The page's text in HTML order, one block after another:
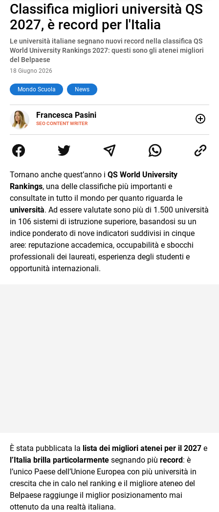
Classifica migliori università QS
2027, è record per l'Italia
Le università italiane segnano nuovi record nella classifica QS
World University Rankings 2027: questi sono gli atenei migliori
del Belpaese
18 Giugno 2026
Mondo Scuola News
Francesca Pasini
SEO CONTENT WRITER
E-
MAIL
le diverse sfumature dell'informazione e quelle storie di
vita che parlano di luoghi, viaggi unici, cultura e lifestyle,
Tornano anche quest’anno i QS World University
Rankings, una delle classifiche più importanti e
consultate in tutto il mondo per quanto riguarda le
università. Ad essere valutate sono più di 1.500 università
in 106 sistemi di istruzione superiore, basandosi su un
indice ponderato di nove indicatori suddivisi in cinque
aree: reputazione accademica, occupabilità e sbocchi
professionali dei laureati, esperienza degli studenti e
opportunità internazionali.
È stata pubblicata la lista dei migliori atenei per il 2027 e
l’Italia brilla particolarmente segnando più record: è
l’unico Paese dell’Unione Europea con più università in
crescita che in calo nel ranking e il migliore ateneo del
Belpaese raggiunge il miglior posizionamento mai
ottenuto da una realtà italiana.